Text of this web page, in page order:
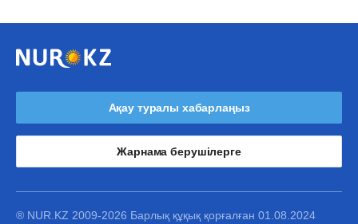
Ақау туралы хабарлаңыз
Жарнама берушілерге
® NUR.KZ 2009-2026 Барлық құқық қорғалған 01.08.2024